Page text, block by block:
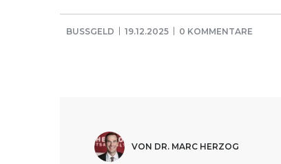
BUSSGELD 19.12.2025 0 KOMMENTARE
VON DR. MARC HERZOG